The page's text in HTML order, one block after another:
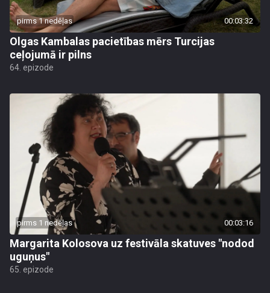
pirms 1 nedēļas 00:03:32
Olgas Kambalas pacietības mērs Turcijas
ceļojumā ir pilns
64. epizode
pirms 1 nedēļas 00:03:16
Margarita Kolosova uz festivāla skatuves "nodod
uguņus"
65. epizode